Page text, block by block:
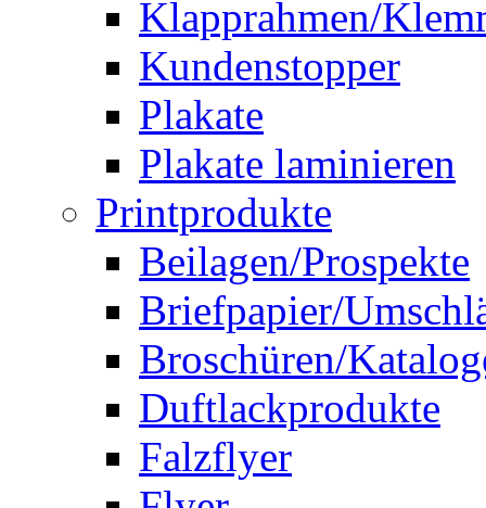
Klapprahmen/
Kundenstopper
Plakate
Plakate laminieren
Printprodukte
Beilagen/Prospekte
Briefpapier/
Broschüren/
Duftlackprodukte
Falzflyer